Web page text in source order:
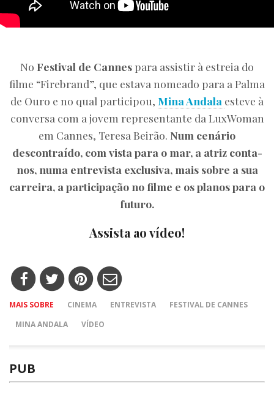
No Festival de Cannes para assistir à estreia do
filme “Firebrand”, que estava nomeado para a Palma
de Ouro e no qual participou, Mina Andala esteve à
conversa com a jovem representante da LuxWoman
em Cannes, Teresa Beirão. Num cenário
descontraído, com vista para o mar, a atriz conta-
nos, numa entrevista exclusiva, mais sobre a sua
carreira, a participação no filme e os planos para o
futuro.
Assista ao vídeo!
MAIS SOBRE CINEMA ENTREVISTA
FESTIVAL DE CANNES
MINA ANDALA
VÍDEO
PUB